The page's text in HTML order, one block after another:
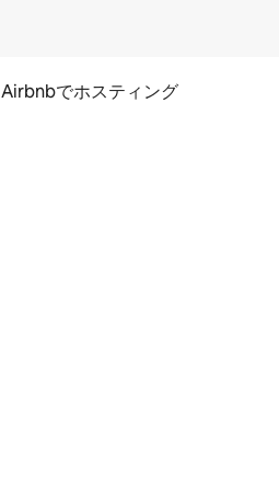
Airbnbでホスティング